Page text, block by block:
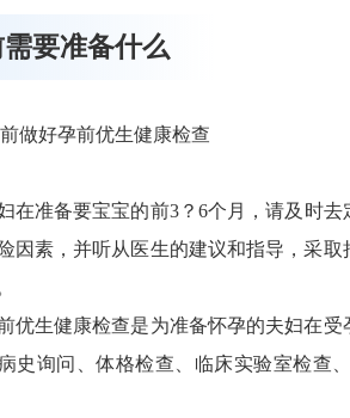
要准备什么
好孕前优生健康检查
准备要宝宝的前3？6个月，请及时去
因素，并听从医生的建议和指导，采
生健康检查是为准备怀孕的夫妇在受
史询问、体格检查、临床实验室检查